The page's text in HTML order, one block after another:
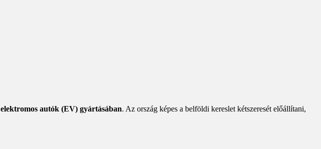
elektromos autók (EV) gyártásában. Az ország képes a belföldi kereslet kétszeresét előállítani,